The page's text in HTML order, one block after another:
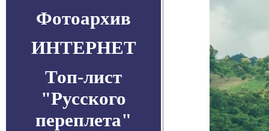
Фотоархив
ИНТЕРНЕТ
Топ-лист
"Русского
переплета"